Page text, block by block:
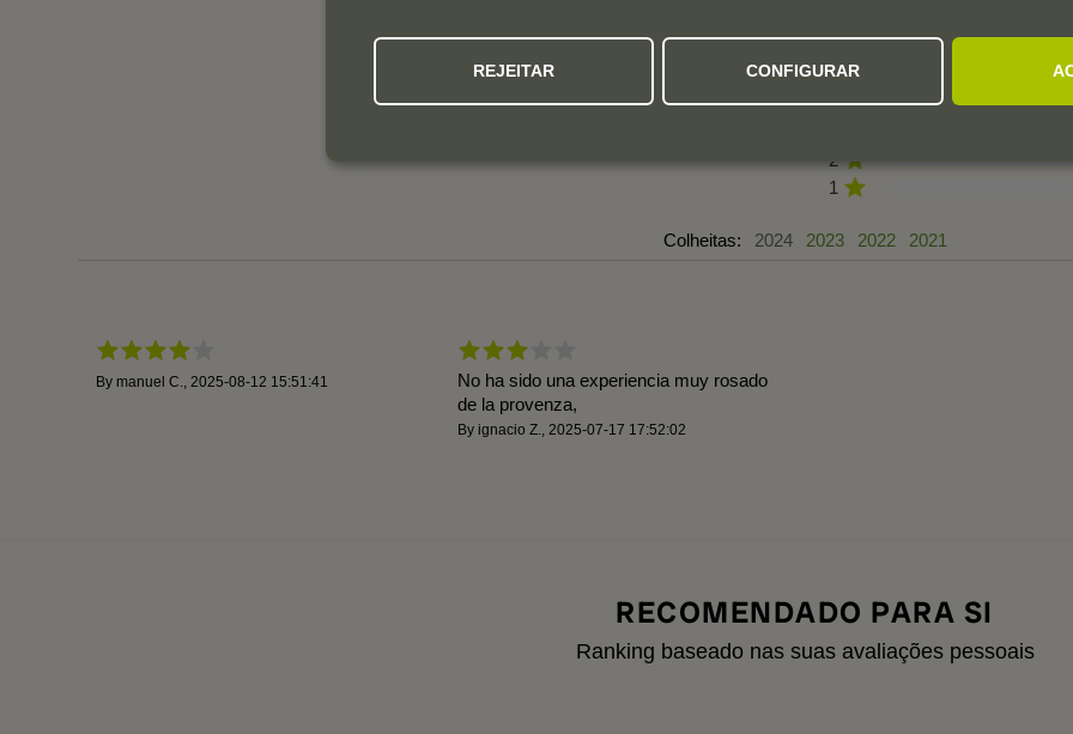
5
4
2
1
Colheitas: 2024 2023 2022 2021
By manuel C., 2025-08-12 15:51:41
No ha sido una experiencia muy rosado
de la provenza,
By ignacio Z., 2025-07-17 17:52:02
RECOMENDADO PARA SI
Ranking baseado nas suas avaliações pessoais
REJEITAR CONFIGURAR